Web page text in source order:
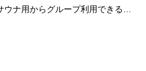
ウナ用からグループ利用できる…